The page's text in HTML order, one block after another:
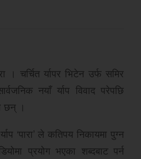
। चर्चित र्यापर भिटेन उर्फ समिर
नयाँ र्याप विवाद परेपछि
छन् ।
‘पारा’ ले कतिपय निकायमा पुग्न
प्रयोग भएका शब्दबाट पर्न